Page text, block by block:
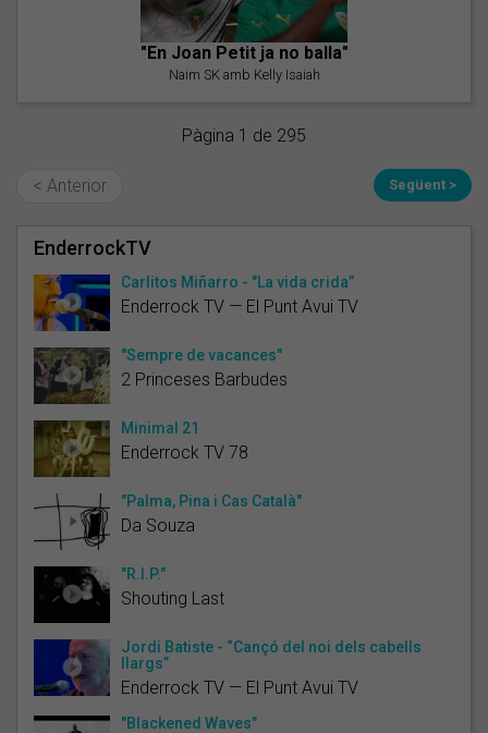
"En Joan Petit ja no balla"
Naim SK amb Kelly Isaiah
Pàgina 1 de 295
< Anterior Següent >
EnderrockTV
Carlitos Miñarro - "La vida crida”
Enderrock TV — El Punt Avui TV
"Sempre de vacances"
2 Princeses Barbudes
Minimal 21
Enderrock TV 78
"Palma, Pina i Cas Català"
Da Souza
"R.I.P."
Shouting Last
Jordi Batiste - “Cançó del noi dels cabells
llargs”
Enderrock TV — El Punt Avui TV
"Blackened Waves"